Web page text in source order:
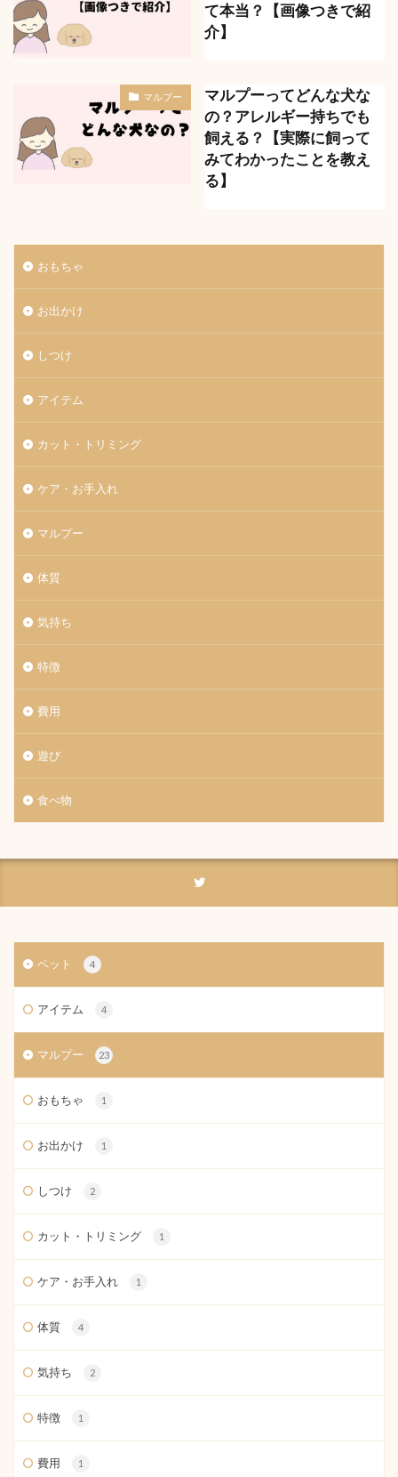
て本当？【画像つきで紹
介】
マルプー
マルプーってどんな犬な
の？アレルギー持ちでも
飼える？【実際に飼って
みてわかったことを教え
る】
おもちゃ
お出かけ
しつけ
アイテム
カット・トリミング
ケア・お手入れ
マルプー
体質
気持ち
特徴
費用
遊び
食べ物
ペット 4
アイテム 4
マルプー 23
おもちゃ 1
お出かけ 1
しつけ 2
カット・トリミング 1
ケア・お手入れ 1
体質 4
気持ち 2
特徴 1
費用 1